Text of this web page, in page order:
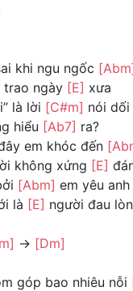
khi ngu ngốc
trao ngày [E] xưa
là lời [C#m] nói dối
hiểu [Ab7] ra?
em khóc đến
không xứng [E]
[Abm] em yêu anh
là [E] người đau
-> [Dm]
góp bao nhiêu nỗi